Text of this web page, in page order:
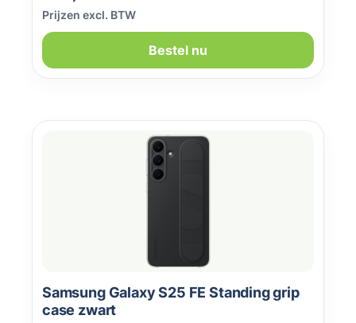
Prijzen excl. BTW
Bestel nu
Samsung Galaxy S25 FE Standing grip
case zwart